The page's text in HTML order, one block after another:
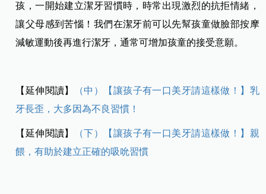
孩，一開始建立潔牙習慣時，時常出現激烈的抗拒情緒，
讓父母感到苦惱！我們在潔牙前可以先幫孩童做臉部按摩
減敏運動後再進行潔牙，通常可增加孩童的接受意願。
【延伸閱讀】
（中）【讓孩子有一口美牙請這樣做！】乳
牙長歪，大多因為不良習慣！
【延伸閱讀】
（下）【讓孩子有一口美牙請這樣做！】親
餵，有助於建立正確的吸吮習慣